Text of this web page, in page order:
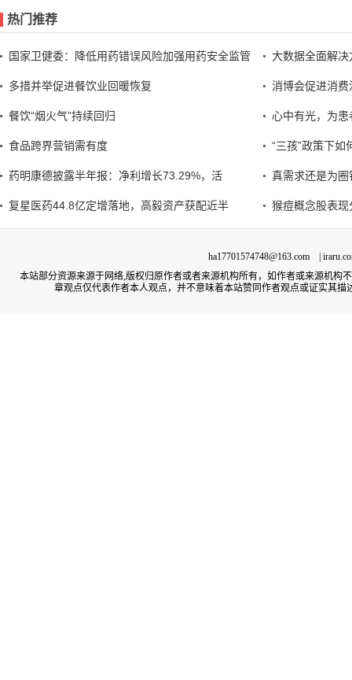
热门推荐
国家卫健委：降低用药错误风险加强用药安全监管 大数据全面解决
多措并举促进餐饮业回暖恢复 消博会促进消费
餐饮“烟火气”持续回归 心中有光，为
食品跨界营销需有度 “三孩”政策下
药明康德披露半年报：净利增长73.29%，活 真需求还是为
复星医药44.8亿定增落地，高毅资产获配近半 猴痘概念股表
ha17701574748@163.com |
本站部分资源来源于网络,版权归原作者或者来源机构所有，如作者或来源机
章观点仅代表作者本人观点，并不意味着本站赞同作者观点或证实其